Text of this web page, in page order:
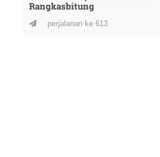
Rangkasbitung
perjalanan ke 613